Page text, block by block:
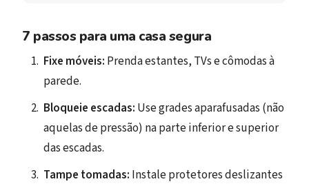
7 passos para uma casa segura
Fixe móveis: Prenda estantes, TVs e cômodas à
parede.
Bloqueie escadas: Use grades aparafusadas (não
aquelas de pressão) na parte inferior e superior
das escadas.
Tampe tomadas: Instale protetores deslizantes